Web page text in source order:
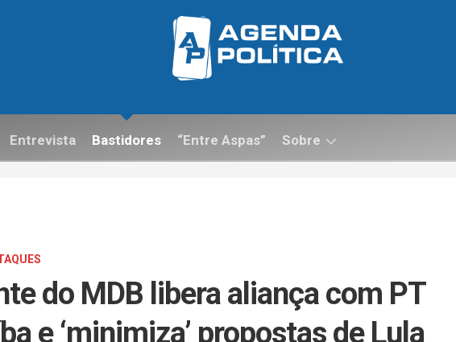
Entrevista Bastidores “Entre Aspas” Sobre
do MDB libera aliança com PT
e ‘minimiza’ propostas de Lula